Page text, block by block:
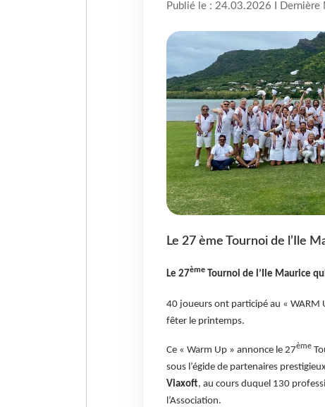
Publié le : 24.03.2026 I
Le 27 ème Tournoi de l’Ile
Le 27èmeTournoi de l’Ile Maurice
40 joueurs ont participé au « WARM
fêter le printemps.
Ce « Warm Up » annonce le 27ème
sous l’égide de partenaires prestigieux
Viaxoft, au cours duquel 130
l’Association.